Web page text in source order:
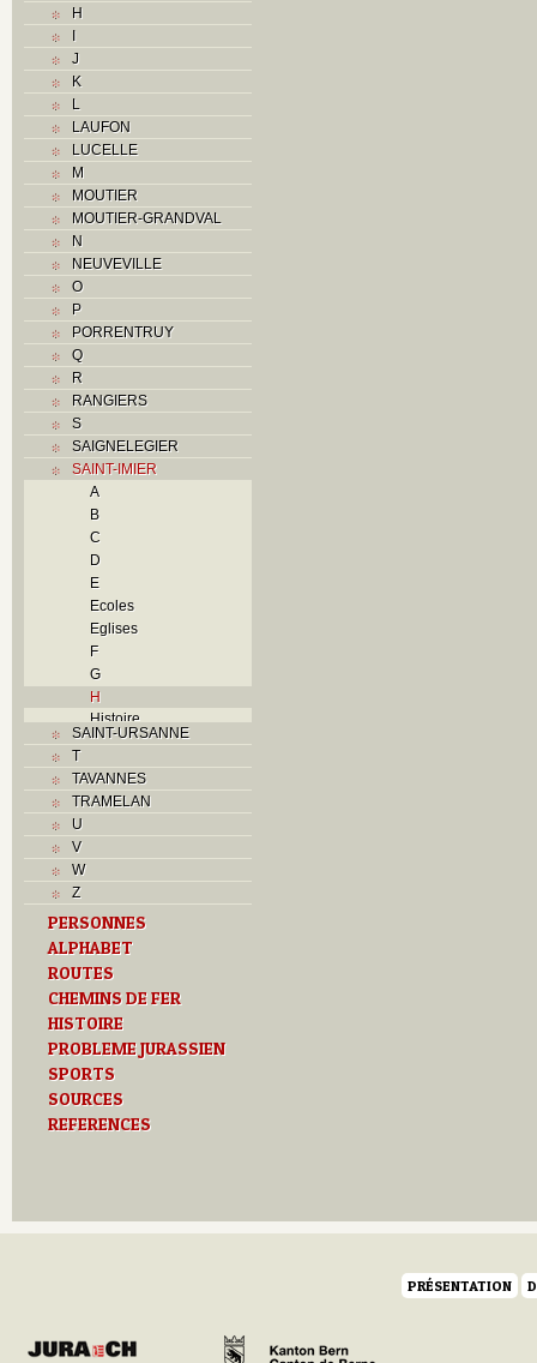
H
I
J
K
L
LAUFON
LUCELLE
M
MOUTIER
MOUTIER-GRANDVAL
N
NEUVEVILLE
O
P
PORRENTRUY
Q
R
RANGIERS
S
SAIGNELEGIER
SAINT-IMIER
A
B
C
D
E
Ecoles
Eglises
F
G
H
Histoire
I
J
K
P
Problème jurassien
Q
R
S
T
Textes
U
Z
SAINT-URSANNE
T
TAVANNES
TRAMELAN
U
V
W
Z
PERSONNES
ALPHABET
ROUTES
CHEMINS DE FER
HISTOIRE
PROBLEME JURASSIEN
SPORTS
SOURCES
REFERENCES
PRÉSENTATION